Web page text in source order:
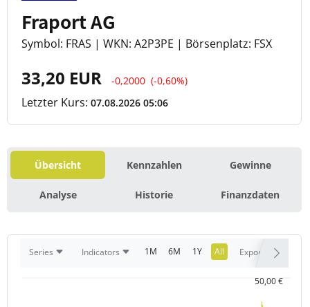
Fraport AG
Symbol: FRAS | WKN: A2P3PE | Börsenplatz: FSX
33,20 EUR -0,2000 (-0,60%)
Letzter Kurs: 07.08.2026 05:06
Übersicht Kennzahlen Gewinne
Analyse Historie Finanzdaten
Series Indicators 1M 6M 1Y All Export
50,00 €